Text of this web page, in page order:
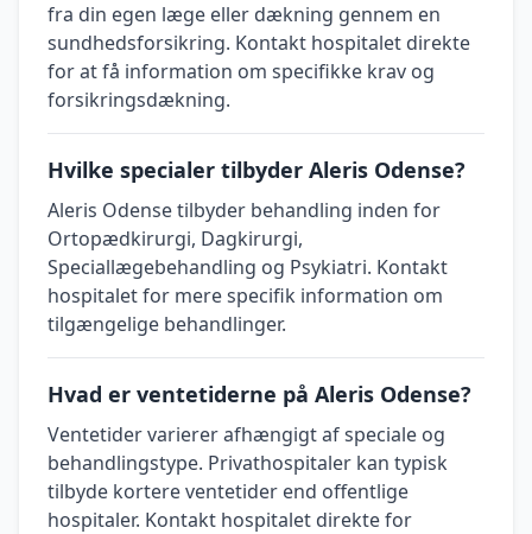
fra din egen læge eller dækning gennem en
sundhedsforsikring. Kontakt hospitalet direkte
for at få information om specifikke krav og
forsikringsdækning.
Hvilke specialer tilbyder Aleris Odense?
Aleris Odense tilbyder behandling inden for
Ortopædkirurgi, Dagkirurgi,
Speciallægebehandling og Psykiatri. Kontakt
hospitalet for mere specifik information om
tilgængelige behandlinger.
Hvad er ventetiderne på Aleris Odense?
Ventetider varierer afhængigt af speciale og
behandlingstype. Privathospitaler kan typisk
tilbyde kortere ventetider end offentlige
hospitaler. Kontakt hospitalet direkte for